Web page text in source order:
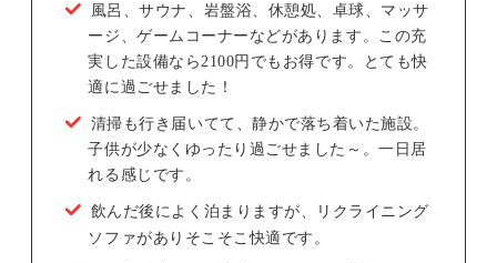
風呂、サウナ、岩盤浴、休憩処、卓球、マッサ
ージ、ゲームコーナーなどがあります。この充
実した設備なら2100円でもお得です。とても快
適に過ごせました！
清掃も行き届いてて、静かで落ち着いた施設。
子供が少なくゆったり過ごせました～。一日居
れる感じです。
飲んだ後によく泊まりますが、リクライニング
ソファがありそこそこ快適です。